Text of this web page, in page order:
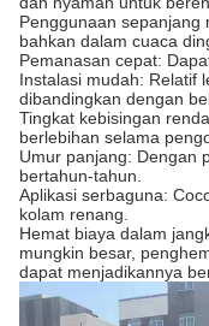
Penggunaan sepanjang
bahkan dalam cuaca
Pemanasan cepat:
Instalasi mudah: Relatif
dibandingkan dengan
Tingkat kebisingan
berlebihan selama
Umur panjang: Dengan
bertahun-tahun.
Aplikasi serbaguna:
kolam renang.
Hemat biaya dalam
mungkin besar,
dapat menjadikannya